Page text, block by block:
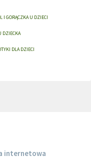
I GORĄCZKA U DZIECI
DZIECKA
DLA DZIECI
internetowa